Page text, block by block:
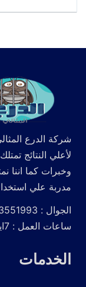
شركة الدرع
لأعلي النتائج
وخبرات كما اننا
مدربة علي
الجوال : 0553551993
ساعات العمل : 7ايام اسبوعيا / 24 ساعة يوميا
الخدمات